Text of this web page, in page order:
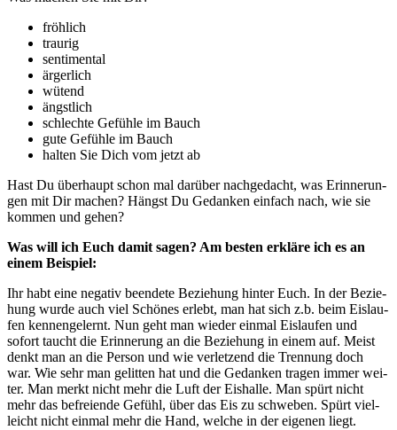
fröh­lich
trau­rig
sen­ti­men­tal
ärger­lich
wütend
ängst­lich
schlech­te Gefüh­le im Bauch
gute Gefüh­le im Bauch
hal­ten Sie Dich vom jetzt ab
Hast Du über­haupt schon mal dar­über nach­ge­dacht, was Erin­ne­run­
gen mit Dir machen? Hängst Du Gedan­ken ein­fach nach, wie sie
kom­men und gehen?
Was will ich Euch damit sagen? Am bes­ten erklä­re ich es an
einem Beispiel:
Ihr habt eine nega­tiv been­de­te Bezie­hung hin­ter Euch. In der Bezie­
hung wur­de auch viel Schö­nes erlebt, man hat sich z.b. beim Eis­lau­
fen ken­nen­ge­lernt. Nun geht man wie­der ein­mal Eis­lau­fen und
sofort taucht die Erin­ne­rung an die Bezie­hung in einem auf. Meist
denkt man an die Per­son und wie ver­let­zend die Tren­nung doch
war. Wie sehr man gelit­ten hat und die Gedan­ken tra­gen immer wei­
ter. Man merkt nicht mehr die Luft der Eis­hal­le. Man spürt nicht
mehr das befrei­en­de Gefühl, über das Eis zu schwe­ben. Spürt viel­
leicht nicht ein­mal mehr die Hand, wel­che in der eige­nen liegt.